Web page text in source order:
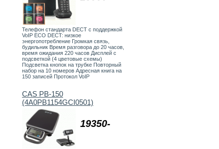
Телефон стандарта DECT с поддержкой
VoIP ECO DECT: низкое
энергопотребление Громкая связь,
будильник Время разговора до 20 часов,
время ожидания 220 часов Дисплей с
подсветкой (4 цветовые схемы)
Подсветка кнопок на трубке Повторный
набор на 10 номеров Адресная книга на
150 записей Протокол VoIP
19350-
CAS PB-150
(4A0PB1154GCI0501)